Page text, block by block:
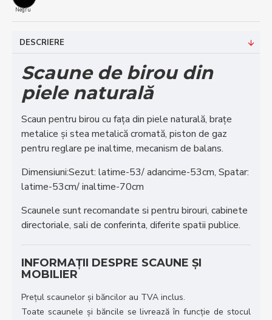
Negru
DESCRIERE
Scaune de birou din
piele naturală
Scaun pentru birou cu fața din piele naturală, brațe
metalice și stea metalică cromată, piston de gaz
pentru reglare pe inaltime, mecanism de balans.
Dimensiuni:Sezut: latime-53/ adancime-53cm, Spatar:
latime-53cm/ inaltime-70cm
Scaunele sunt recomandate si pentru birouri, cabinete
directoriale, sali de conferinta, diferite spatii publice.
INFORMAȚII DESPRE SCAUNE ȘI
MOBILIER
Prețul scaunelor și băncilor au TVA inclus.
Toate scaunele și băncile se livrează în funcție de stocul